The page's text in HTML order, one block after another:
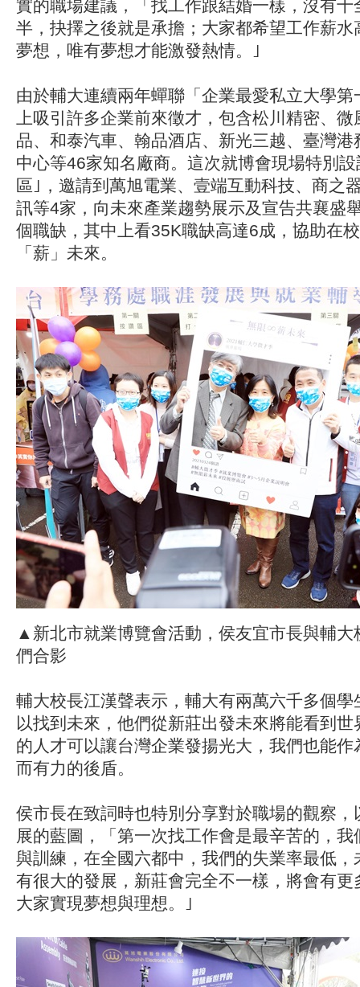
實的職場建議，「找工作跟結婚一樣，沒有十
半，抉擇之後就是承擔；大家都希望工作薪水
夢想，唯有夢想才能激發熱情。｣
由於輔大連續兩年蟬聯「企業最愛私立大學第
上吸引許多企業前來徵才，包含松川精密、
品、和泰汽車、翰品酒店、新光三越、臺灣
中心等46家知名廠商。這次就博會現場特別
區｣，邀請到萬旭電業、壹端互動科技、商之
訊等4家，向未來產業趨勢展示及宣告共襄盛
個職缺，其中上看35K職缺高達6成，協助在
「薪」未來。
▲新北市就業博覽會活動，侯友宜市長與輔大
們合影
輔大校長江漢聲表示，輔大有兩萬六千多個學
以找到未來，他們從新莊出發未來將能看到
的人才可以讓台灣企業發揚光大，我們也能
而有力的後盾。
侯市長在致詞時也特別分享對於職場的觀察，
展的藍圖，「第一次找工作會是最辛苦的，
與訓練，在全國六都中，我們的失業率最低，
有很大的發展，新莊會完全不一樣，將會有更
大家實現夢想與理想。｣